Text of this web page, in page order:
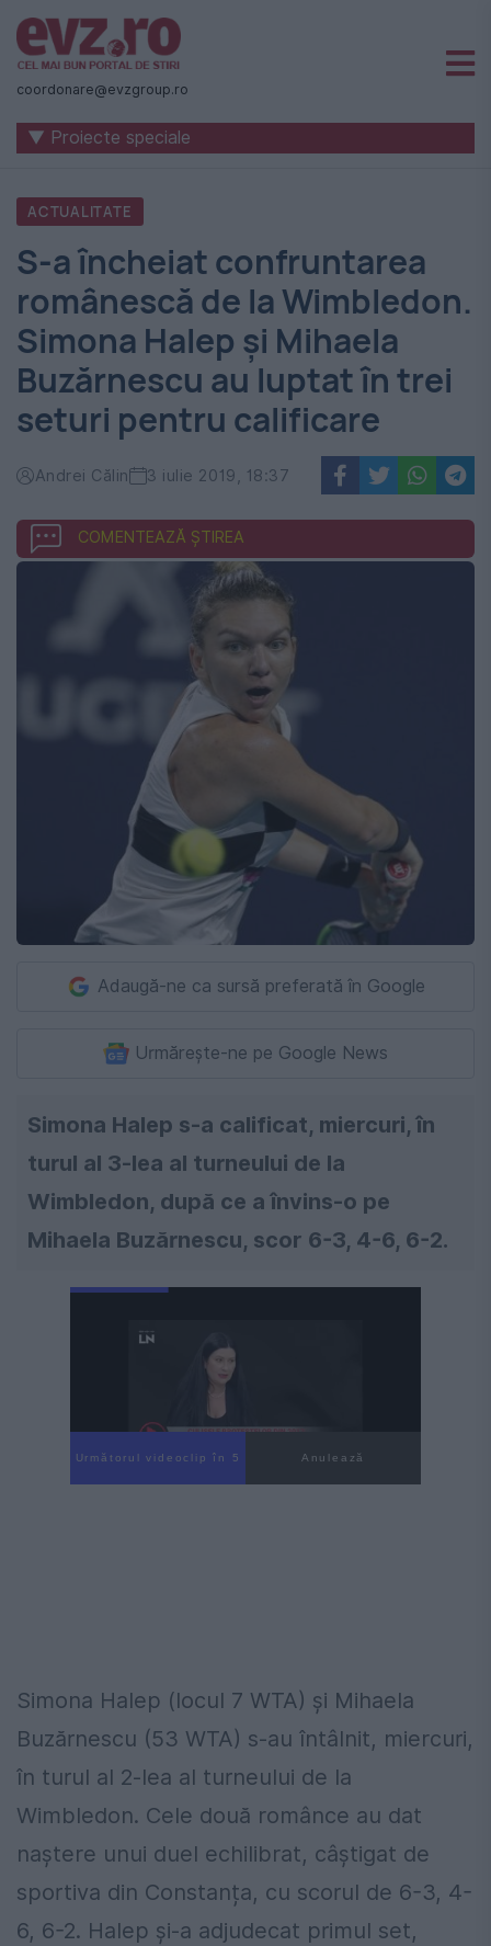
Știri
naționale
internaționale
România
-
Evenimentul
Zilei
coordonare@evzgroup.ro
▼ Proiecte speciale
ACTUALITATE
S-a încheiat confruntarea
românescă de la Wimbledon.
Simona Halep și Mihaela
Buzărnescu au luptat în trei
seturi pentru calificare
Andrei Călin 3 iulie 2019, 18:37
COMENTEAZĂ ȘTIREA
Adaugă-ne ca sursă preferată în Google
Urmărește-ne pe Google News
Simona Halep s-a calificat, miercuri, în
turul al 3-lea al turneului de la
Wimbledon, după ce a învins-o pe
Mihaela Buzărnescu, scor 6-3, 4-6, 6-2.
Următorul videoclip în 4 Anulează
Simona Halep (locul 7 WTA) și Mihaela
Buzărnescu (53 WTA) s-au întâlnit, miercuri,
în turul al 2-lea al turneului de la
Wimbledon. Cele două românce au dat
naștere unui duel echilibrat, câștigat de
sportiva din Constanța, cu scorul de 6-3, 4-
6, 6-2. Halep și-a adjudecat primul set,